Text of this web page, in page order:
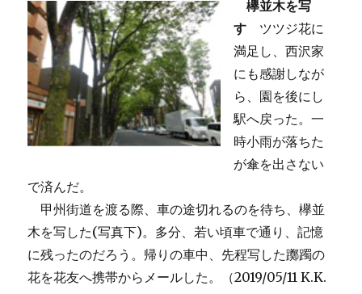
欅並木を写
す
ツツジ花に
満足し、西沢家
にも感謝しなが
ら、園を後にし
駅へ戻った。一
時小雨が落ちた
が傘を出さない
で済んだ。
甲州街道を渡る際、車の途切れるのを待ち、欅並
木を写した(写真下)。多分、若い頃車で通り、記憶
に残ったのだろう。帰りの車中、先程写した躑躅の
花を花友へ携帯からメールした。（2019/05/11 K.K.